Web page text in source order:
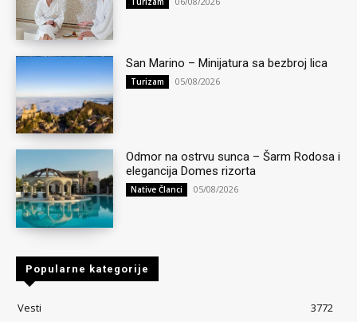
San Marino – Minijatura sa bezbroj lica
Turizam 05/08/2026
Odmor na ostrvu sunca – Šarm Rodosa i
elegancija Domes rizorta
Native Članci 05/08/2026
Popularne kategorije
Vesti
3772